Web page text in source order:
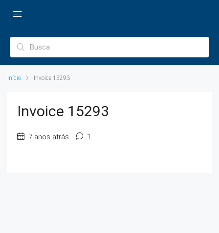
Início Invoice 15293
Invoice 15293
7 anos atrás 1